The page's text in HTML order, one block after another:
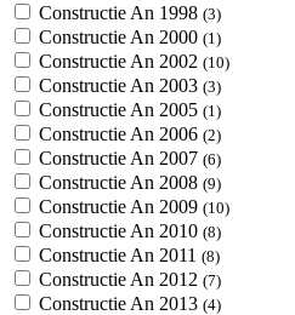
Constructie An 1998 (3)
Constructie An 2000 (1)
Constructie An 2002 (10)
Constructie An 2003 (3)
Constructie An 2005 (1)
Constructie An 2006 (2)
Constructie An 2007 (6)
Constructie An 2008 (9)
Constructie An 2009 (10)
Constructie An 2010 (8)
Constructie An 2011 (8)
Constructie An 2012 (7)
Constructie An 2013 (4)